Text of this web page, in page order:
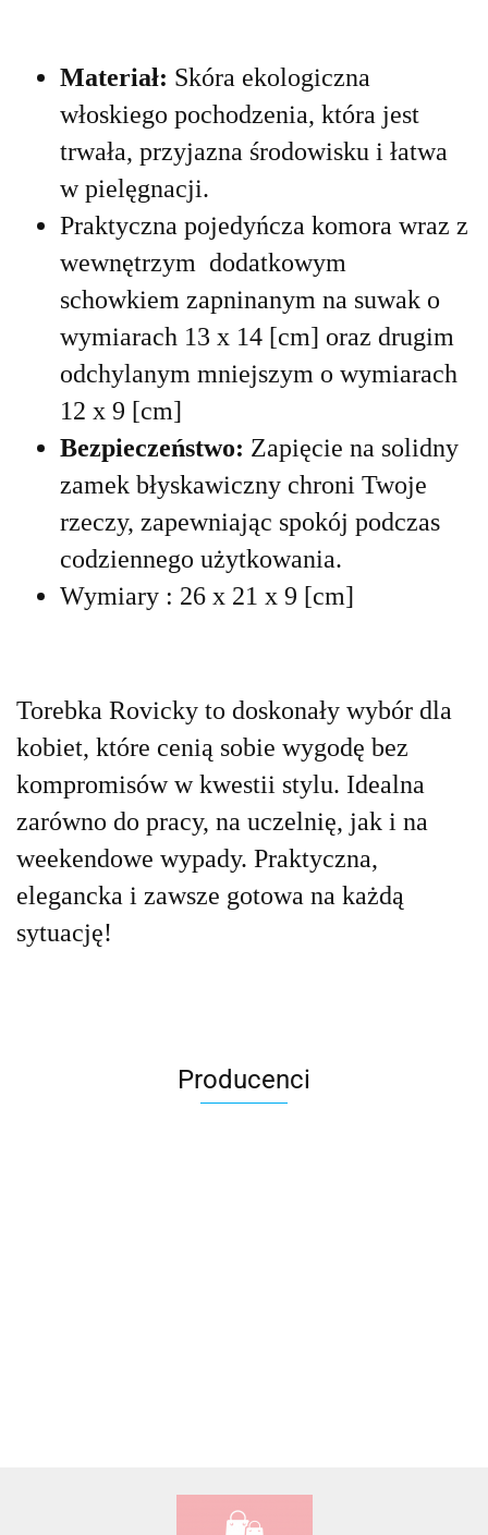
Materiał: Skóra ekologiczna
włoskiego pochodzenia, która jest
trwała, przyjazna środowisku i łatwa
w pielęgnacji.
Praktyczna pojedyńcza komora wraz z
wewnętrzym dodatkowym
schowkiem zapninanym na suwak o
wymiarach 13 x 14 [cm] oraz drugim
odchylanym mniejszym o wymiarach
12 x 9 [cm]
Bezpieczeństwo: Zapięcie na solidny
zamek błyskawiczny chroni Twoje
rzeczy, zapewniając spokój podczas
codziennego użytkowania.
Wymiary : 26 x 21 x 9 [cm]
Torebka Rovicky to doskonały wybór dla
kobiet, które cenią sobie wygodę bez
kompromisów w kwestii stylu. Idealna
zarówno do pracy, na uczelnię, jak i na
weekendowe wypady. Praktyczna,
elegancka i zawsze gotowa na każdą
sytuację!
Producenci